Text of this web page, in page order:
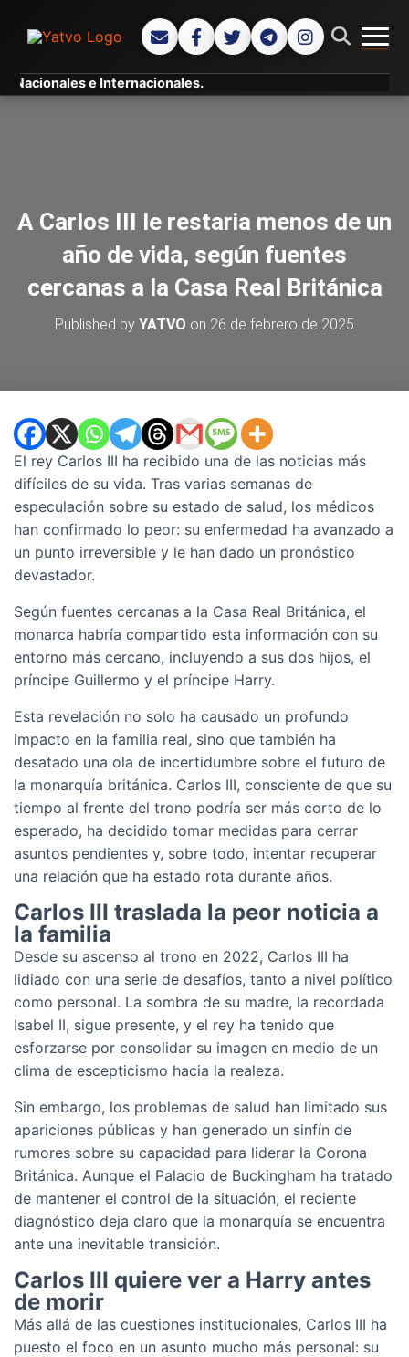
e Internacionales.
A Carlos III le restaria menos de un
año de vida, según fuentes
cercanas a la Casa Real Británica
Published by YATVO on 26 de febrero de 2025
El rey Carlos III ha recibido una de las noticias más
difíciles de su vida. Tras varias semanas de
especulación sobre su estado de salud, los médicos
han confirmado lo peor: su enfermedad ha avanzado a
un punto irreversible y le han dado un pronóstico
devastador.
Según fuentes cercanas a la Casa Real Británica, el
monarca habría compartido esta información con su
entorno más cercano, incluyendo a sus dos hijos, el
príncipe Guillermo y el príncipe Harry.
Esta revelación no solo ha causado un profundo
impacto en la familia real, sino que también ha
desatado una ola de incertidumbre sobre el futuro de
la monarquía británica. Carlos III, consciente de que su
tiempo al frente del trono podría ser más corto de lo
esperado, ha decidido tomar medidas para cerrar
asuntos pendientes y, sobre todo, intentar recuperar
una relación que ha estado rota durante años.
Carlos III traslada la peor noticia a
la familia
Desde su ascenso al trono en 2022, Carlos III ha
lidiado con una serie de desafíos, tanto a nivel político
como personal. La sombra de su madre, la recordada
Isabel II, sigue presente, y el rey ha tenido que
esforzarse por consolidar su imagen en medio de un
clima de escepticismo hacia la realeza.
Sin embargo, los problemas de salud han limitado sus
apariciones públicas y han generado un sinfín de
rumores sobre su capacidad para liderar la Corona
Británica. Aunque el Palacio de Buckingham ha tratado
de mantener el control de la situación, el reciente
diagnóstico deja claro que la monarquía se encuentra
ante una inevitable transición.
Carlos III quiere ver a Harry antes
de morir
Más allá de las cuestiones institucionales, Carlos III ha
puesto el foco en un asunto mucho más personal: su